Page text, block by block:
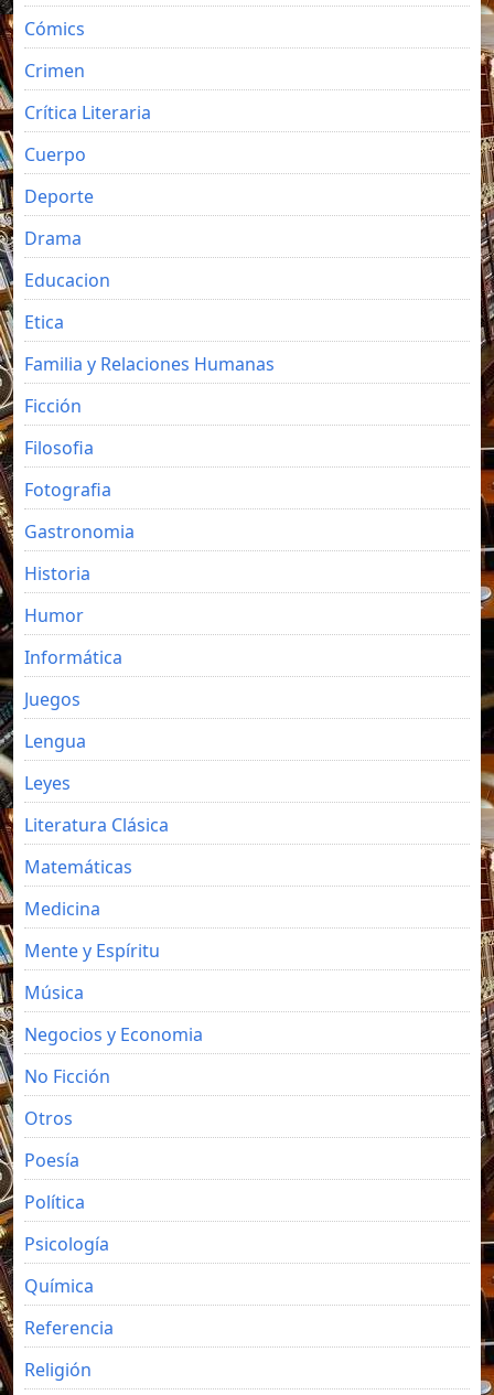
Cómics
Crimen
Crítica Literaria
Cuerpo
Deporte
Drama
Educacion
Etica
Familia y Relaciones Humanas
Ficción
Filosofia
Fotografia
Gastronomia
Historia
Humor
Informática
Juegos
Lengua
Leyes
Literatura Clásica
Matemáticas
Medicina
Mente y Espíritu
Música
Negocios y Economia
No Ficción
Otros
Poesía
Política
Psicología
Química
Referencia
Religión